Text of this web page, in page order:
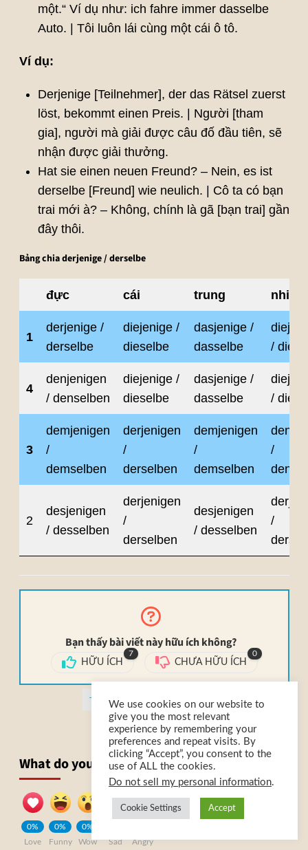
một.“ Ví dụ như: ich fahre immer dasselbe
Auto. | Tôi luôn lái cùng một cái ô tô.
Ví dụ:
Derjenige [Teilnehmer], der das Rätsel zuerst
löst, bekommt einen Preis. | Người [tham
gia], người mà giải được câu đố đầu tiên, sẽ
nhận được giải thưởng.
Hat sie einen neuen Freund? – Nein, es ist
derselbe [Freund] wie neulich. | Cô ta có bạn
trai mới à? – Không, chính là gã [bạn trai] gần
đây thôi.
Bảng chia derjenige / derselbe
đực cái trung nhiều
1
derjenige /
derselbe
diejenige /
dieselbe
dasjenige /
dasselbe
/
4
denjenigen
/ denselben
diejenige /
dieselbe
dasjenige /
dasselbe
/
3
demjenigen
/
demselben
derjenigen
/
derselben
demjenigen
/
demselben
/
2
desjenigen
/ desselben
derjenigen
/
derselben
desjenigen
/ desselben
/
Bạn thấy bài viết này hữu ích không?
HỮU ÍCH
7
CHƯA HỮU ÍCH
0
This article is also published as a forum topic here »
What do you feel about this?
0%
Love
0%
Funny
0%
Wow
Sad
Angry
We use cookies on our website to
give you the most relevant
experience by remembering your
preferences and repeat visits. By
clicking “Accept”, you consent to the
use of ALL the cookies.
Do not sell my personal information.
Cookie Settings Accept